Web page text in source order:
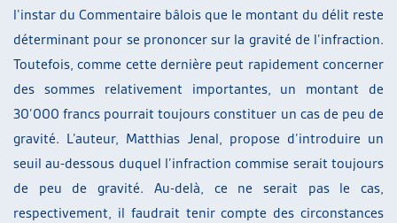
l’instar du Commentaire bâlois que le montant du délit reste
déterminant pour se prononcer sur la gravité de l’infraction.
Toutefois, comme cette dernière peut rapidement concerner
des sommes relativement importantes, un montant de
30’000 francs pourrait toujours constituer un cas de peu de
gravité. L’auteur, Matthias Jenal, propose d’introduire un
seuil au-dessous duquel l’infraction commise serait toujours
de peu de gravité. Au-delà, ce ne serait pas le cas,
respectivement, il faudrait tenir compte des circonstances